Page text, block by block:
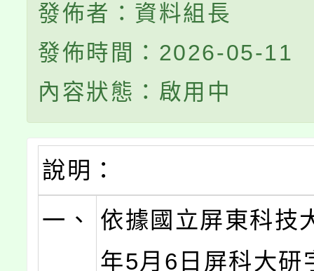
發佈者：資料組長
發佈時間：2026-05-11
內容狀態：啟用中
說明：
一、
依據國立屏東科技
年5月6日屏科大研